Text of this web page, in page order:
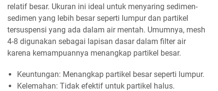
relatif besar. Ukuran ini ideal untuk menyaring sedimen-
sedimen yang lebih besar seperti lumpur dan partikel
tersuspensi yang ada dalam air mentah. Umumnya, mesh
4-8 digunakan sebagai lapisan dasar dalam filter air
karena kemampuannya menangkap partikel besar.
Keuntungan: Menangkap partikel besar seperti lumpur.
Kelemahan: Tidak efektif untuk partikel halus.